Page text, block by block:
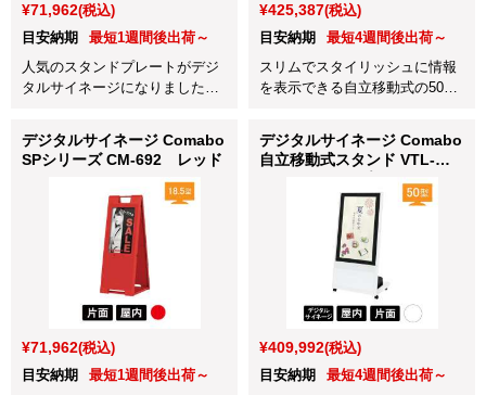
¥71,962(税込)
目安納期
最短1週間後出荷～
人気のスタンドプレートがデジ
タルサイネージになりました。
う方でも手軽に始められます！
¥425,387(税込)
目安納期
最短4週間後出荷～
スリムでスタイリッシュに情報
を表示できる自立移動式の50型
デジタルサイネージ Comabo
SPシリーズ CM-692 レッド
¥71,962(税込)
目安納期
最短1週間後出荷～
デジタルサイネージ Comabo
自立移動式スタンド VTL-
50BDL4050Q/11 ホワイト
¥409,992(税込)
目安納期
最短4週間後出荷～